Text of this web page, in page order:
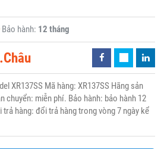
Bảo hành: 12 tháng
XR137SS Mã hàng: XR137SS Hãng sản
chuyển: miễn phí. Bảo hành: bảo hành 12
hàng: đổi trả hàng trong vòng 7 ngày kể